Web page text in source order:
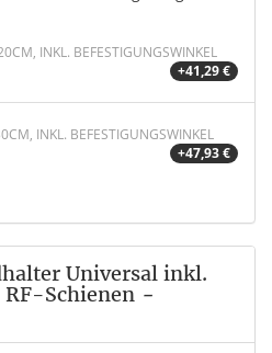
INKL. BEFESTIGUNGSWINKEL
+41,29 €
INKL. BEFESTIGUNGSWINKEL
+47,93 €
Universal inkl.
Schienen -